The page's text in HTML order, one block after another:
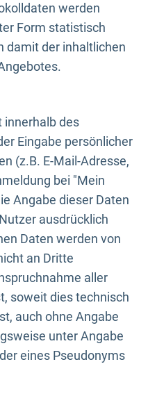
werden
Form statistisch
damit der inhaltlichen
innerhalb des
Eingabe persönlicher
(z.B. E-Mail-Adresse,
bei "Mein
Angabe dieser Daten
ausdrücklich
Daten werden von
an Dritte
aller
soweit dies technisch
auch ohne Angabe
unter Angabe
eines Pseudonyms